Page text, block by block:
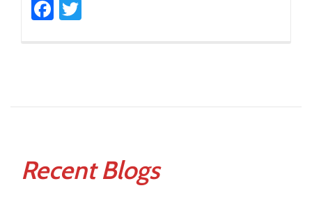
Facebook
Recent Blogs